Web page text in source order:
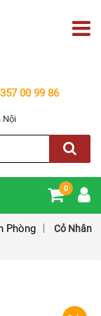
00 99 86
Nội
0
Phòng
Cỏ Nhân